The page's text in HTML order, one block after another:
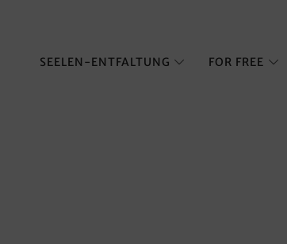
SEELEN-ENTFALTUNG FOR FREE